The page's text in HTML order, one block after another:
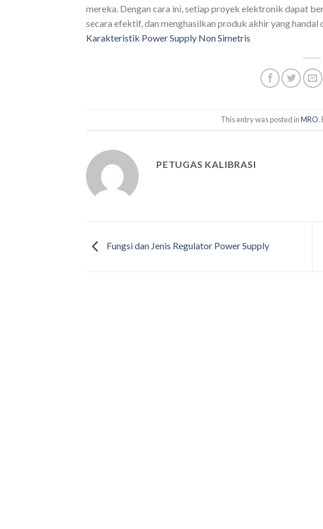
mereka. Dengan cara ini, setiap proyek elektronik dapat
secara efektif, dan menghasilkan produk akhir yang
Karakteristik Power Supply Non Simetris
This entry was posted inMRO.
PETUGAS KALIBRASI
Fungsi dan Jenis Regulator Power Supply